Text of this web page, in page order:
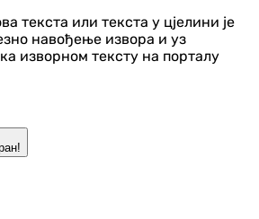
текста или текста у цјелини је
навођење извора и уз
изворном тексту на порталу